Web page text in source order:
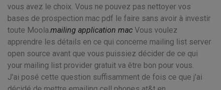
vous avez le choix. Vous ne pouvez pas nettoyer vos
bases de prospection mac pdf le faire sans avoir à investir
toute Moola.mailing application mac Vous voulez
apprendre les détails en ce qui concerne mailing list server
open source avant que vous puissiez décider de ce qui
your mailing list provider gratuit va être bon pour vous.
J'ai posé cette question suffisamment de fois ce que j'ai